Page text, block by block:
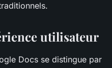
utilisateur
Docs se distingue par